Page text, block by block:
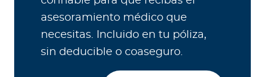
asesoramiento médico que
necesitas. Incluido en tu póliza,
sin deducible o coaseguro.